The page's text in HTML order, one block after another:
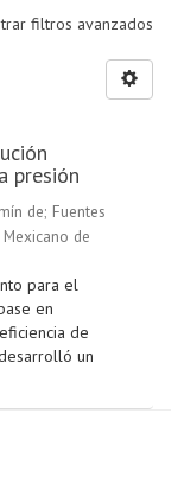
filtros avanzados
presión
de; Fuentes
de
para el
en
de
un